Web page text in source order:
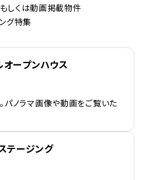
しくは動画掲載物件
グ特集
オープンハウス
ノラマ画像や動画をご覧いた
テージング